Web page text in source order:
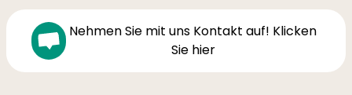
Nehmen Sie mit uns Kontakt auf! Klicken
Sie hier